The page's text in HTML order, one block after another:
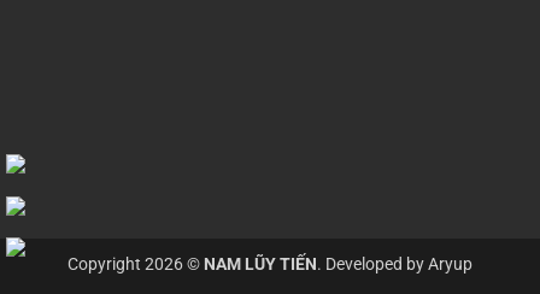
Copyright 2026 © NAM LŨY TIẾN. Developed byAryup